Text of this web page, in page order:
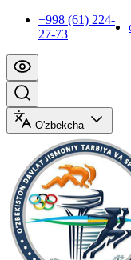
+998 (61) 224-
27-73
O'zbekcha